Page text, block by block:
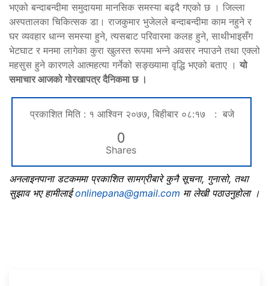
भएको बन्दाबन्दीमा समुदायमा मानसिक समस्या बढ्दै गएको छ । जिल्ला
अस्पतालका चिकित्सक डा। राजकुमार भुजेलले बन्दाबन्दीमा काम नहुने र
घर व्यवहार धान्न समस्या हुने, त्यसबाट परिवारमा कलह हुने, साथीभाइसँग
भेटघाट र मनमा लागेका कुरा खुलस्त रूपमा भन्ने अवसर नपाउने तथा एक्लो
महसुस हुने कारणले आत्महत्या गर्नेको सङ्ख्यामा वृद्धि भएको बताए ।यो
समाचार आजको गोरखापत्र दैनिकमा छ ।
प्रकाशित मिति : १ आश्विन २०७७, बिहीबार ०८:१७ : बजे
0
Shares
अनलाइनपाना डटकममा प्रकाशित सामग्रीबारे कुनै सूचना, गुनासो, तथा
सुझाव भए हामीलाईonlinepana@gmail.com मा लेखी पठाउनुहोला ।